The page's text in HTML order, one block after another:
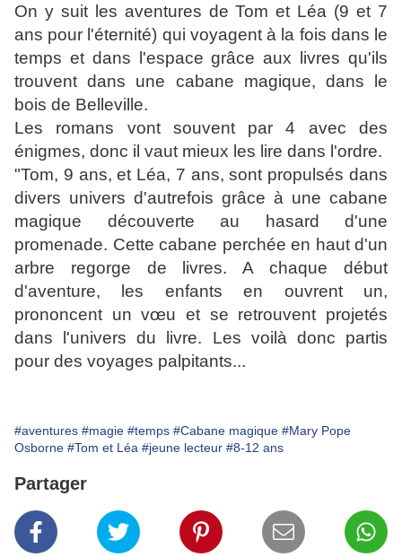
On y suit les aventures de Tom et Léa (9 et 7
ans pour l'éternité) qui voyagent à la fois dans le
temps et dans l'espace grâce aux livres qu'ils
trouvent dans une cabane magique, dans le
bois de Belleville.
Les romans vont souvent par 4 avec des
énigmes, donc il vaut mieux les lire dans l'ordre.
"Tom, 9 ans, et Léa, 7 ans, sont propulsés dans
divers univers d'autrefois grâce à une cabane
magique découverte au hasard d'une
promenade. Cette cabane perchée en haut d'un
arbre regorge de livres. A chaque début
d'aventure, les enfants en ouvrent un,
prononcent un vœu et se retrouvent projetés
dans l'univers du livre. Les voilà donc partis
pour des voyages palpitants...
#aventures #magie #temps #Cabane magique #Mary Pope
Osborne #Tom et Léa #jeune lecteur #8-12 ans
Partager